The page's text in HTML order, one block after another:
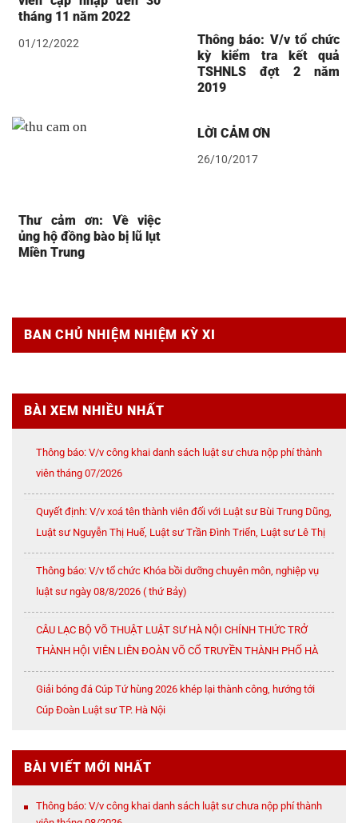
tháng 11 năm 2022
01/12/2022
Thông báo: V/v tổ chức
kỳ kiểm tra kết quả
TSHNLS đợt 2 năm
2019
Thư cảm ơn: Về việc
ủng hộ đồng bào bị lũ lụt
Miền Trung
LỜI CẢM ƠN
26/10/2017
BAN CHỦ NHIỆM NHIỆM KỲ XI
BÀI XEM NHIỀU NHẤT
Thông báo: V/v công khai danh sách luật sư chưa nộp phí thành
viên tháng 07/2026
Quyết định: V/v xoá tên thành viên đối với Luật sư Bùi Trung Dũng,
Luật sư Nguyễn Thị Huế, Luật sư Trần Đình Triển, Luật sư Lê Thị
Oanh
Thông báo: V/v tổ chức Khóa bồi dưỡng chuyên môn, nghiệp vụ
luật sư ngày 08/8/2026 ( thứ Bảy)
CÂU LẠC BỘ VÕ THUẬT LUẬT SƯ HÀ NỘI CHÍNH THỨC TRỞ
THÀNH HỘI VIÊN LIÊN ĐOÀN VÕ CỔ TRUYỀN THÀNH PHỐ HÀ
NỘI
Giải bóng đá Cúp Tứ hùng 2026 khép lại thành công, hướng tới
Cúp Đoàn Luật sư TP. Hà Nội
BÀI VIẾT MỚI NHẤT
Thông báo: V/v công khai danh sách luật sư chưa nộp phí thành